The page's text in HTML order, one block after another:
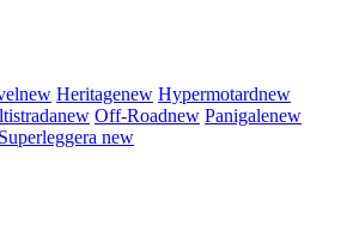
new Heritagenew Hypermotardnew
new Off-Roadnew Panigalenew
Superleggera new